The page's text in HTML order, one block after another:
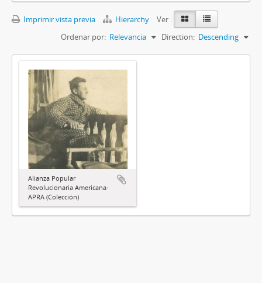
Imprimir vista previa Hierarchy
Ver :
Ordenar por: Relevancia Direction: Descending
Alianza Popular
Revolucionaria Americana-
APRA (Colección)